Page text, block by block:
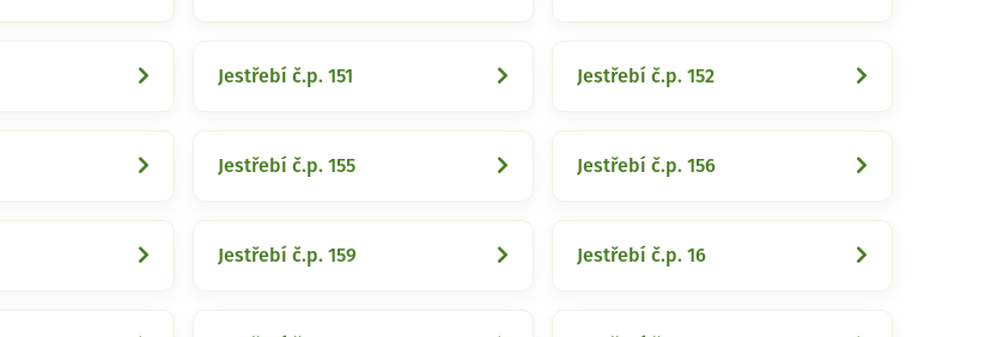
Jestřebí č.p. 151 Jestřebí č.p. 152
Jestřebí č.p. 155 Jestřebí č.p. 156
Jestřebí č.p. 159 Jestřebí č.p. 16